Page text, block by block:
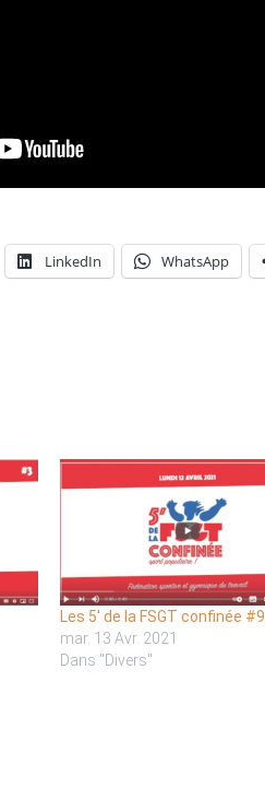
LinkedIn WhatsApp
Les 5′ de la FSGT confinée #9
mar. 13 Avr. 2021
Dans "Divers"